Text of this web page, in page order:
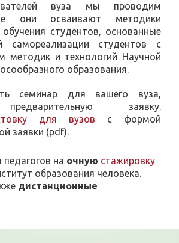
вуза мы проводим
они осваивают методики
обучения студентов, основанные
самореализации студентов с
методик и технологий Научной
образования.
семинар для вашего вуза,
заявку.
для вузов с формой
заявки (pdf).
педагогов на очную стажировку
образования человека.
дистанционные